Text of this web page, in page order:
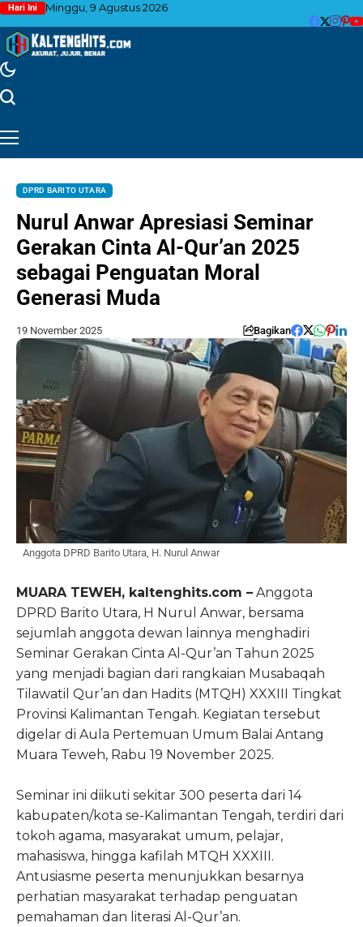
Hari Ini Minggu, 9 Agustus 2026
DPRD BARITO UTARA
Nurul Anwar Apresiasi Seminar
Gerakan Cinta Al-Qur’an 2025
sebagai Penguatan Moral
Generasi Muda
19 November 2025 Bagikan
Anggota DPRD Barito Utara, H. Nurul Anwar
MUARA TEWEH, kaltenghits.com – Anggota
DPRD Barito Utara, H Nurul Anwar, bersama
sejumlah anggota dewan lainnya menghadiri
Seminar Gerakan Cinta Al-Qur’an Tahun 2025
yang menjadi bagian dari rangkaian Musabaqah
Tilawatil Qur’an dan Hadits (MTQH) XXXIII Tingkat
Provinsi Kalimantan Tengah. Kegiatan tersebut
digelar di Aula Pertemuan Umum Balai Antang
Muara Teweh, Rabu 19 November 2025.
Seminar ini diikuti sekitar 300 peserta dari 14
kabupaten/kota se-Kalimantan Tengah, terdiri dari
tokoh agama, masyarakat umum, pelajar,
mahasiswa, hingga kafilah MTQH XXXIII.
Antusiasme peserta menunjukkan besarnya
perhatian masyarakat terhadap penguatan
pemahaman dan literasi Al-Qur’an.